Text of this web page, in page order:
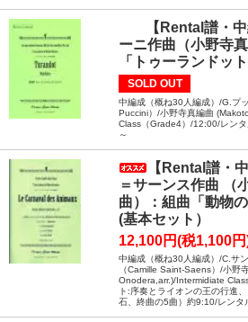
【Rental譜・
ーニ作曲（小野寺
「トゥーランドッ
SOLD OUT
中編成（概ね30人編成）/G.プ
Puccini）/小野寺真編曲
Class（Grade4）/12:00/レン
～
【Rental譜・
＝サーンス作曲 （
曲）：組曲「動物
(基本セット）
12,100円(税1,100
中編成（概ね30人編成）/C.サ
（Camille Saint-Saens）/小野
Onodera,arr.)/Intermidiate
ト:序奏とライオンの王の行進
石、終曲の5曲）約9:10/レンタ